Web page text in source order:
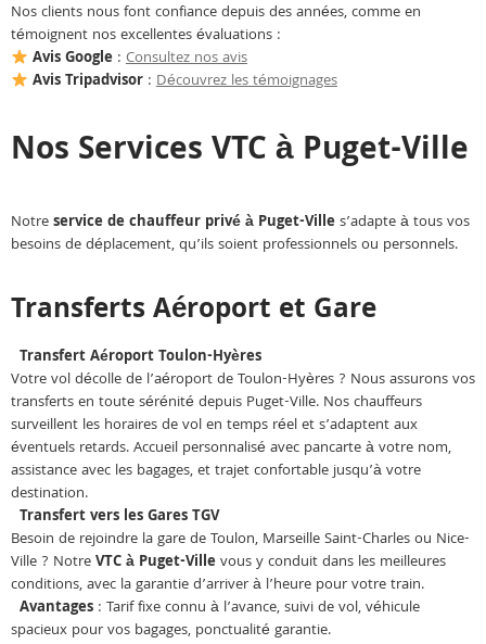
Nos clients nous font confiance depuis des années, comme en
témoignent nos excellentes évaluations :
Avis Google: Consultez nos avis
Avis Tripadvisor: Découvrez les témoignages
Nos Services VTC à Puget-Ville
Notreservice de chauffeur privé à Puget-Villes’adapte à tous vos
besoins de déplacement, qu’ils soient professionnels ou personnels.
Transferts Aéroport et Gare
Transfert Aéroport Toulon-Hyères
Votre vol décolle de l’aéroport de Toulon-Hyères ? Nous assurons vos
transferts en toute sérénité depuis Puget-Ville. Nos chauffeurs
surveillent les horaires de vol en temps réel et s’adaptent aux
éventuels retards. Accueil personnalisé avec pancarte à votre nom,
assistance avec les bagages, et trajet confortable jusqu’à votre
destination.
Transfert vers les Gares TGV
Besoin de rejoindre la gare de Toulon, Marseille Saint-Charles ou Nice-
Ville ? NotreVTC à Puget-Villevous y conduit dans les meilleures
conditions, avec la garantie d’arriver à l’heure pour votre train.
Avantages : Tarif fixe connu à l’avance, suivi de vol, véhicule
spacieux pour vos bagages, ponctualité garantie.